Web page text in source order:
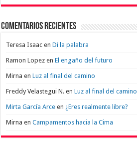
Comentarios recientes
Teresa Isaac enDi la palabra
Ramon Lopez enEl engaño del futuro
Mirna enLuz al final del camino
Freddy Velastegui N. enLuz al final del camino
Mirta García Arce en ¿Eres realmente libre?
Mirna enCampamentos hacia la Cima